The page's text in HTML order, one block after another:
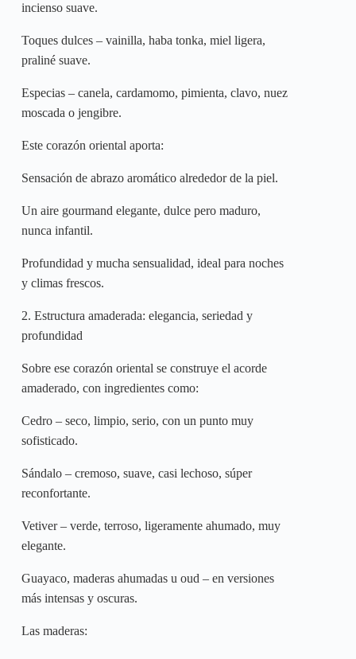
incienso suave.
Toques dulces – vainilla, haba tonka, miel ligera,
praliné suave.
Especias – canela, cardamomo, pimienta, clavo, nuez
moscada o jengibre.
Este corazón oriental aporta:
Sensación de abrazo aromático alrededor de la piel.
Un aire gourmand elegante, dulce pero maduro,
nunca infantil.
Profundidad y mucha sensualidad, ideal para noches
y climas frescos.
2. Estructura amaderada: elegancia, seriedad y
profundidad
Sobre ese corazón oriental se construye el acorde
amaderado, con ingredientes como:
Cedro – seco, limpio, serio, con un punto muy
sofisticado.
Sándalo – cremoso, suave, casi lechoso, súper
reconfortante.
Vetiver – verde, terroso, ligeramente ahumado, muy
elegante.
Guayaco, maderas ahumadas u oud – en versiones
más intensas y oscuras.
Las maderas: